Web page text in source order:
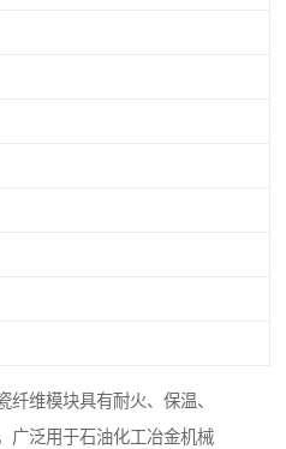
维模块具有耐火、保温、
广泛用于石油化工冶金机械